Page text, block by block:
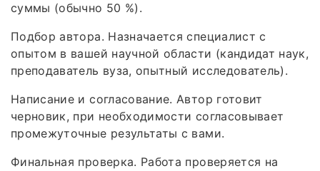
суммы (обычно 50 %).
Подбор автора. Назначается специалист с
опытом в вашей научной области (кандидат наук,
преподаватель вуза, опытный исследователь).
Написание и согласование. Автор готовит
черновик, при необходимости согласовывает
промежуточные результаты с вами.
Финальная проверка. Работа проверяется на